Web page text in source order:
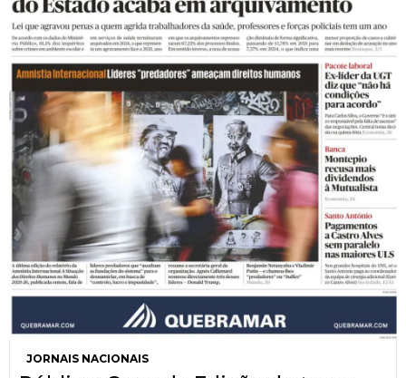
JORNAIS NACIONAIS